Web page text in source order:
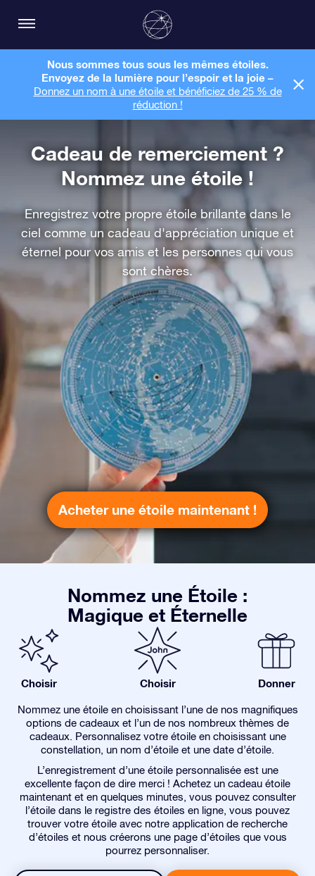
Nous sommes tous sous les mêmes étoiles.
Envoyez de la lumière pour l’espoir et la joie –
Donnez un nom à une étoile et bénéficiez de 25 % de
réduction !
Cadeau de remerciement ?
Nommez une étoile !
Enregistrez votre propre étoile brillante dans le
ciel comme un cadeau d'appréciation unique et
éternel pour vos amis et les personnes qui vous
sont chères.
Acheter une étoile maintenant !
Nommez une Étoile :
Magique et Éternelle
Choisir Choisir Donner
Nommez une étoile en choisissant l’une de nos magnifiques
options de cadeaux et l’un de nos nombreux thèmes de
cadeaux. Personnalisez votre étoile en choisissant une
constellation, un nom d’étoile et une date d’étoile.
L’enregistrement d’une étoile personnalisée est une
excellente façon de dire merci ! Achetez un cadeau étoile
maintenant et en quelques minutes, vous pouvez consulter
l’étoile dans le registre des étoiles en ligne, vous pouvez
trouver votre étoile avec notre application de recherche
d’étoiles et nous créerons une page d’étoiles que vous
pourrez personnaliser.